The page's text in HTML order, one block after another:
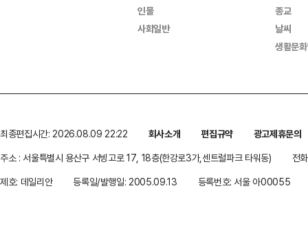
인물
사회일반
종교
날씨
생활문
최종편집시간: 2026.08.09 22:22 회사소개 편집규약
광고제휴문의
주소 : 서울특별시 용산구 서빙고로 17, 18층(한강로3가,센트럴파크 타워동)
전
제호: 데일리안
등록일/발행일: 2005.09.13 등록번호: 서울 아00055